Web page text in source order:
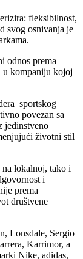
fleksibilnost,
svog osnivanja je
odnos prema
u kompaniju kojoj
sportskog
povezan sa
jedinstveno
životni stil
lokalnoj, tako i
i
prema
društvene
Lonsdale, Sergio
Karrimor, a
Nike, adidas,